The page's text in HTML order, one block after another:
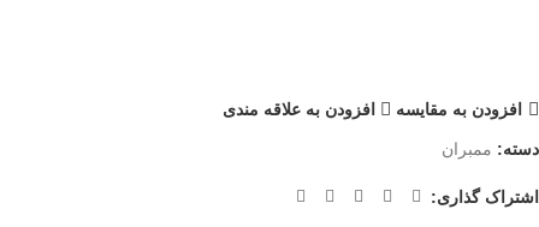
افزودن به مقایسه افزودن به علاقه مندی
دسته: ممبران
اشتراک گذاری: